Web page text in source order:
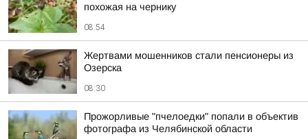
похожая на чернику
08:54
Жертвами мошенников стали пенсионеры из
Озерска
08:30
Прожорливые "пчелоедки" попали в объектив
фотографа из Челябинской области